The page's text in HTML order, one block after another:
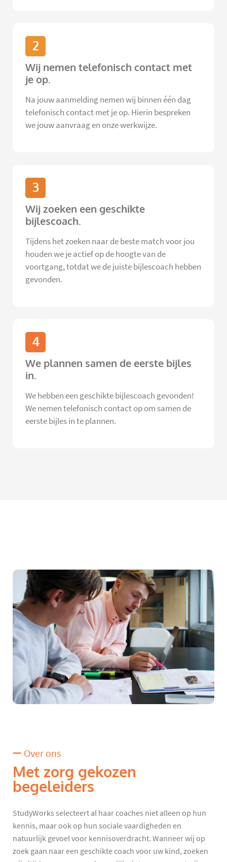
2
Wij nemen telefonisch contact met
je op.
Na jouw aanmelding nemen wij binnen één dag
telefonisch contact met je op. Hierin bespreken
we jouw aanvraag en onze werkwijze.
3
Wij zoeken een geschikte
bijlescoach.
Tijdens het zoeken naar de beste match voor jou
houden we je actief op de hoogte van de
voortgang, totdat we de juiste bijlescoach hebben
gevonden.
4
We plannen samen de eerste bijles
in.
We hebben een geschikte bijlescoach gevonden!
We nemen telefonisch contact op om samen de
eerste bijles in te plannen.
Over ons
Met zorg gekozen
begeleiders
StudyWorks selecteert al haar coaches niet alleen op hun
kennis, maar ook op hun sociale vaardigheden en
natuurlijk gevoel voor kennisoverdracht. Wanneer wij op
zoek gaan naar een geschikte coach voor uw kind, zoeken